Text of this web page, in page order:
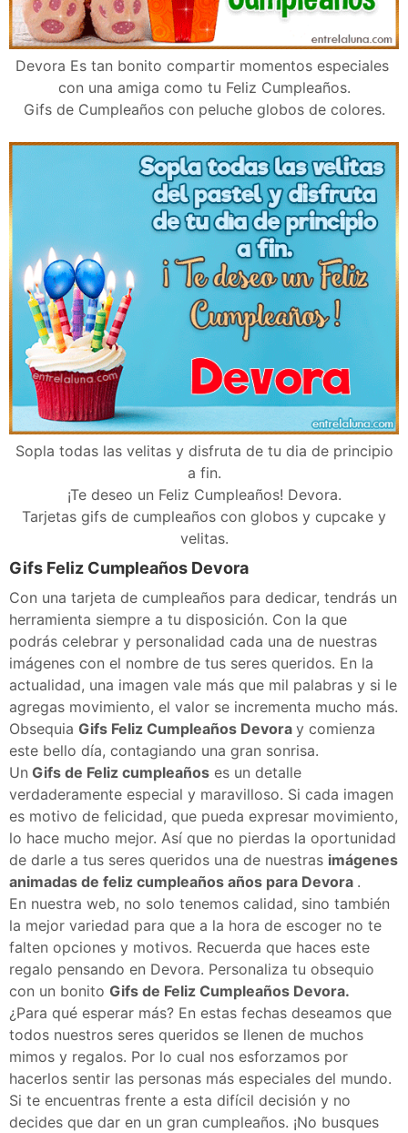
Devora Es tan bonito compartir momentos especiales
con una amiga como tu Feliz Cumpleaños.
Gifs de Cumpleaños con peluche globos de colores.
Sopla todas las velitas y disfruta de tu dia de principio
a fin.
¡Te deseo un Feliz Cumpleaños! Devora.
Tarjetas gifs de cumpleaños con globos y cupcake y
velitas.
Gifs Feliz Cumpleaños Devora
Con una tarjeta de cumpleaños para dedicar, tendrás un
herramienta siempre a tu disposición. Con la que
podrás celebrar y personalidad cada una de nuestras
imágenes con el nombre de tus seres queridos. En la
actualidad, una imagen vale más que mil palabras y si le
agregas movimiento, el valor se incrementa mucho más.
Obsequia Gifs Feliz Cumpleaños Devora y comienza
este bello día, contagiando una gran sonrisa.
Un Gifs de Feliz cumpleaños es un detalle
verdaderamente especial y maravilloso. Si cada imagen
es motivo de felicidad, que pueda expresar movimiento,
lo hace mucho mejor. Así que no pierdas la oportunidad
de darle a tus seres queridos una de nuestras imágenes
animadas de feliz cumpleaños años para Devora .
En nuestra web, no solo tenemos calidad, sino también
la mejor variedad para que a la hora de escoger no te
falten opciones y motivos. Recuerda que haces este
regalo pensando en Devora. Personaliza tu obsequio
con un bonito Gifs de Feliz Cumpleaños Devora.
¿Para qué esperar más? En estas fechas deseamos que
todos nuestros seres queridos se llenen de muchos
mimos y regalos. Por lo cual nos esforzamos por
hacerlos sentir las personas más especiales del mundo.
Si te encuentras frente a esta difícil decisión y no
decides que dar en un gran cumpleaños. ¡No busques